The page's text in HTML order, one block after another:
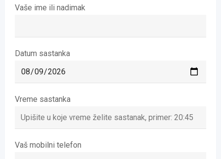
Vaše ime ili nadimak
Datum sastanka
Vreme sastanka
Vaš mobilni telefon